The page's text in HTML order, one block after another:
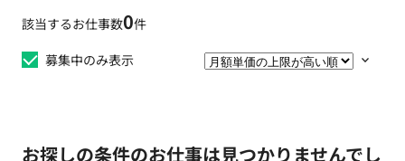
該当するお仕事数0件
募集中のみ表示
お探しの条件のお仕事は見つかりませんでし